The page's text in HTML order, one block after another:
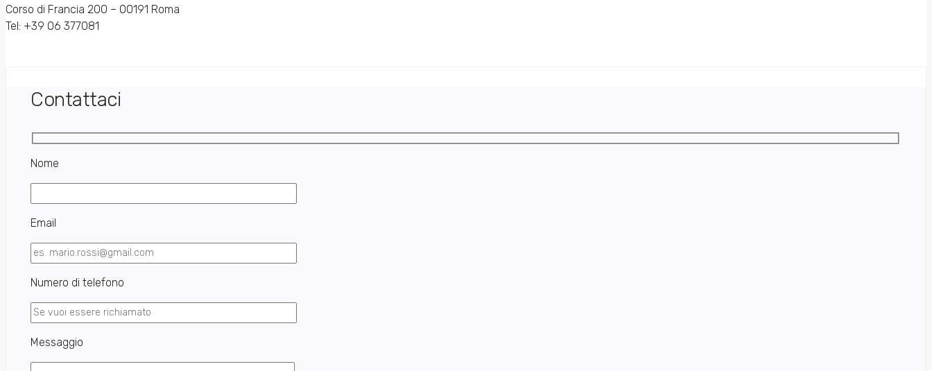
Corso di Francia 200 – 00191 Roma
Tel: +39 06 377081
Contattaci
Nome
Email
Numero di telefono
Messaggio